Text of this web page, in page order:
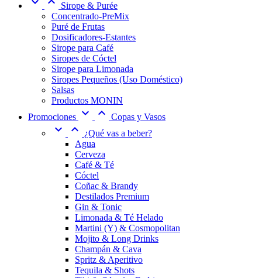
Sirope & Purée
Concentrado-PreMix
Puré de Frutas
Dosificadores-Estantes
Sirope para Café
Siropes de Cóctel
Sirope para Limonada
Siropes Pequeños (Uso Doméstico)
Salsas
Productos MONIN
Promociones   Copas y Vasos
 
¿Qué vas a beber?
Agua
Cerveza
Café & Té
Cóctel
Coñac & Brandy
Destilados Premium
Gin & Tonic
Limonada & Té Helado
Martini (Y) & Cosmopolitan
Mojito & Long Drinks
Champán & Cava
Spritz & Aperitivo
Tequila & Shots